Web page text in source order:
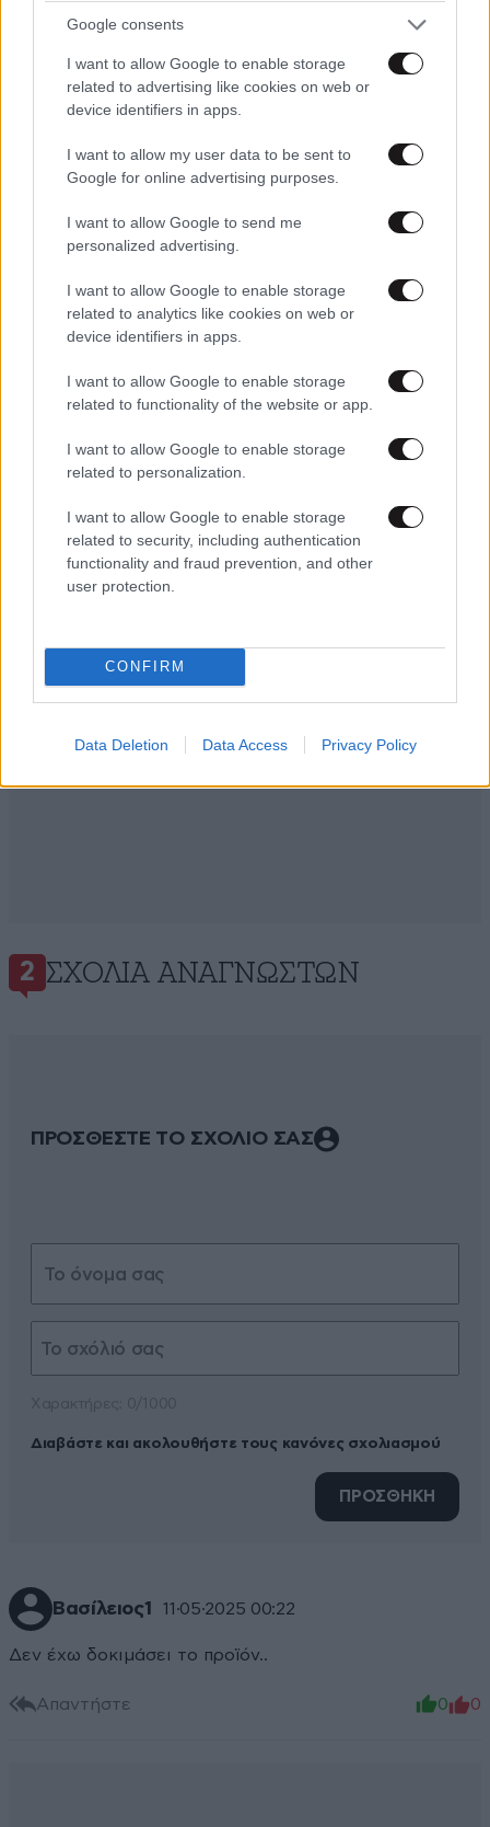
Google consents
I want to allow Google to enable storage
related to advertising like cookies on web or
device identifiers in apps.
I want to allow my user data to be sent to
Google for online advertising purposes.
I want to allow Google to send me
personalized advertising.
I want to allow Google to enable storage
related to analytics like cookies on web or
device identifiers in apps.
I want to allow Google to enable storage
related to functionality of the website or app.
I want to allow Google to enable storage
related to personalization.
I want to allow Google to enable storage
related to security, including authentication
functionality and fraud prevention, and other
user protection.
CONFIRM
Data Deletion Data Access Privacy Policy
Δεν είναι μόνο το γάλα: 10 τροφές πλούσιες σε
ασβέστιο που θωρακίζουν τα οστά σας μετά τα
Ακολουθήστε τοNEWSBEASTστοGoogle News
και μάθετε πρώτοι όλες τις ειδήσεις
2 ΣΧΌΛΙΑ ΑΝΑΓΝΩΣΤΏΝ
ΠΡΟΣΘΕΣΤΕ ΤΟ ΣΧΟΛΙΟ ΣΑΣ
Διαβάστε και ακολουθήστε τους κανόνες σχολιασμού
ΠΡΟΣΘΗΚΗ
Βασίλειος1 11·05·2025 00:22
Δεν έχω δοκιμάσει το προϊόν..
Απαντήστε 0 0